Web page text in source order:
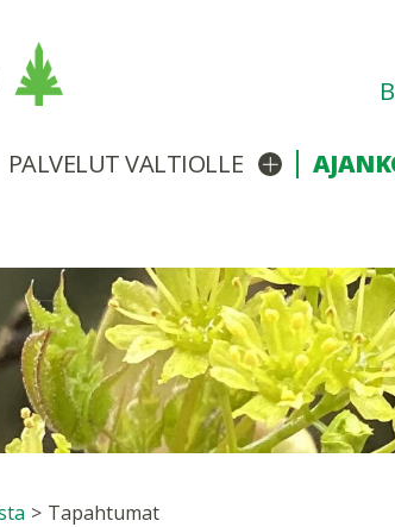
sulje alavalikko
PALVELUT VALTIOLLE Avaa/sulje
> Tapahtumat